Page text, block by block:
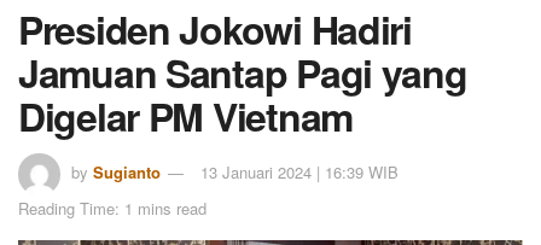
Presiden Jokowi Hadiri
Jamuan Santap Pagi yang
Digelar PM Vietnam
by Sugianto
13 Januari 2024 | 16:39 WIB
Reading Time: 1 mins read